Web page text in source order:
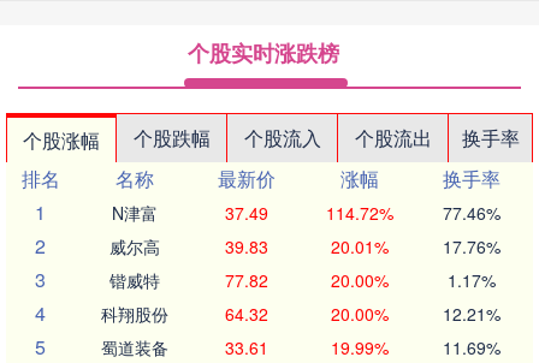
个股实时涨跌榜
个股涨幅 个股跌幅 个股流入 个股流出
换手率
排名
名称 最新价 涨幅
换手率
1
N津富 37.49 114.72% 77.46%
2 威尔高 39.83 20.01% 17.76%
3 锴威特 77.82 20.00% 1.17%
4 科翔股份 64.32 20.00% 12.21%
5 蜀道装备 33.61 19.99% 11.69%